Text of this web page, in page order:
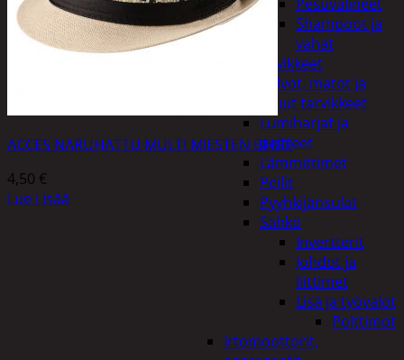
Shampoot ja
vahat
Autotarvikkeet
Kalvot, matot ja
muut tarvikkeet
Lumiharjat ja
peitteet
Lämmittimet
Peilit
Pyyhkijänsulat
Sähkö
Invertterit
Johdot ja
liittimet
Lisä ja työvalot
Polttimot
Irtomoottorit,
ACCES NARUHATTU MULTI MIESTEN BEIGE
4,50 €
Lue Lisää